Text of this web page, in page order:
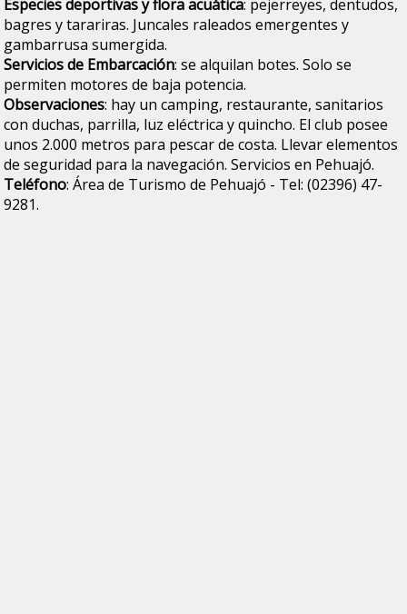
Especies deportivas y flora acuática: pejerreyes, dentudos,
bagres y tarariras. Juncales raleados emergentes y
gambarrusa sumergida.
Servicios de Embarcación: se alquilan botes. Solo se
permiten motores de baja potencia.
Observaciones: hay un camping, restaurante, sanitarios
con duchas, parrilla, luz eléctrica y quincho. El club posee
unos 2.000 metros para pescar de costa. Llevar elementos
de seguridad para la navegación. Servicios en Pehuajó.
Teléfono: Área de Turismo de Pehuajó - Tel: (02396) 47-
9281.